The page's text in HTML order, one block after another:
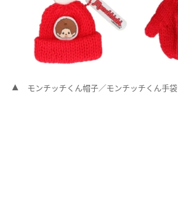
モンチッチくん帽子／モンチッチくん手袋